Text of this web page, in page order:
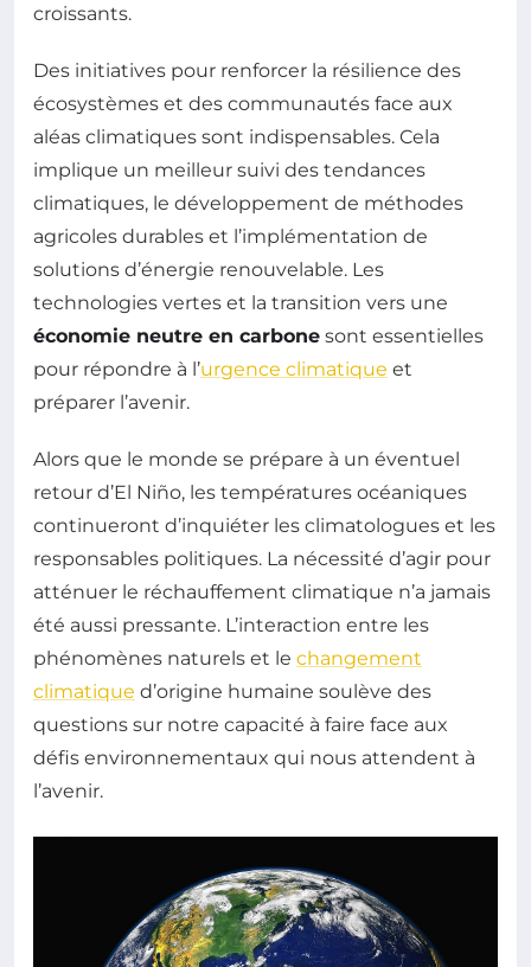
croissants.
Des initiatives pour renforcer la résilience des
écosystèmes et des communautés face aux
aléas climatiques sont indispensables. Cela
implique un meilleur suivi des tendances
climatiques, le développement de méthodes
agricoles durables et l’implémentation de
solutions d’énergie renouvelable. Les
technologies vertes et la transition vers une
économie neutre en carbone sont essentielles
pour répondre à l’urgence climatique et
préparer l’avenir.
Alors que le monde se prépare à un éventuel
retour d’El Niño, les températures océaniques
continueront d’inquiéter les climatologues et les
responsables politiques. La nécessité d’agir pour
atténuer le réchauffement climatique n’a jamais
été aussi pressante. L’interaction entre les
phénomènes naturels et le changement
climatique d’origine humaine soulève des
questions sur notre capacité à faire face aux
défis environnementaux qui nous attendent à
l’avenir.